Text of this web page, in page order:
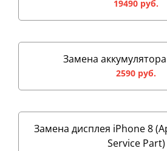
19490 руб.
Замена
2590 руб.
Замена дисплея iPhone 8
Service Part)